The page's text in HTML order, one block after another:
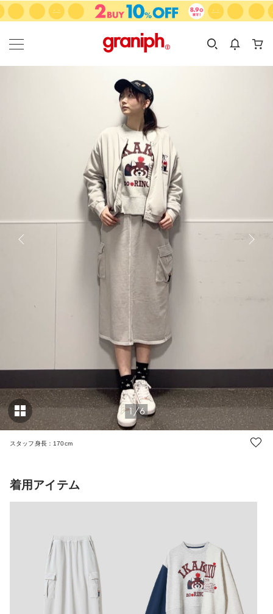
カテゴリーから探す
KIDS
カテゴリ
サイズ
1/6
スタッフ身長：170cm
着用アイテム